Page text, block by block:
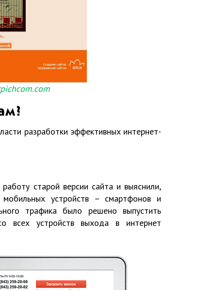
разработки эффективных интернет-
старой версии сайта и выяснили,
устройств – смартфонов и
трафика было решено выпустить
всех устройств выхода в интернет